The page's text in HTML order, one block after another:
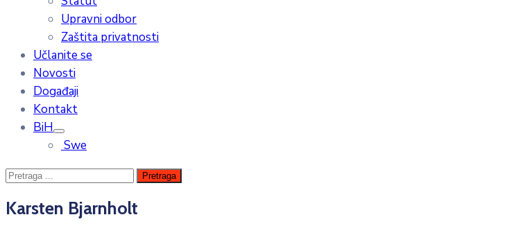
Upravni odbor
Zaštita privatnosti
Učlanite se
Novosti
Događaji
Kontakt
BiH
Swe
Karsten Bjarnholt